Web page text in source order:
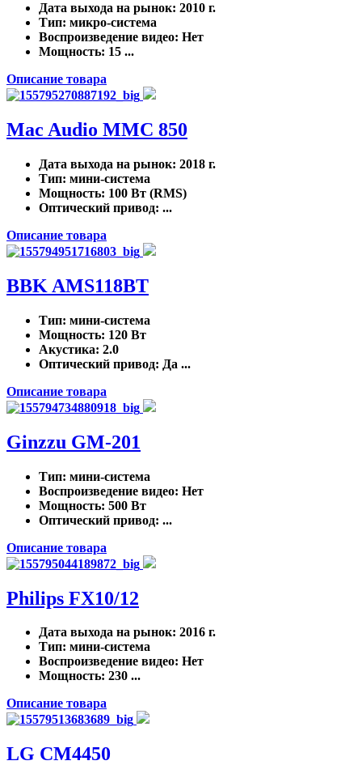
Дата выхода на рынок: 2010 г.
Тип: микро-система
Воспроизведение видео: Нет
Мощность: 15 ...
Описание товара
Mac Audio MMC 850
Дата выхода на рынок: 2018 г.
Тип: мини-система
Мощность: 100 Вт (RMS)
Оптический привод: ...
Описание товара
BBK AMS118BT
Тип: мини-система
Мощность: 120 Вт
Акустика: 2.0
Оптический привод: Да ...
Описание товара
Ginzzu GM-201
Тип: мини-система
Воспроизведение видео: Нет
Мощность: 500 Вт
Оптический привод: ...
Описание товара
Philips FX10/12
Дата выхода на рынок: 2016 г.
Тип: мини-система
Воспроизведение видео: Нет
Мощность: 230 ...
Описание товара
LG CM4450